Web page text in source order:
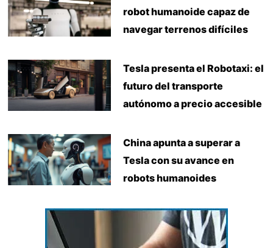
robot humanoide capaz de
navegar terrenos difíciles
Tesla presenta el Robotaxi: el
futuro del transporte
autónomo a precio accesible
China apunta a superar a
Tesla con su avance en
robots humanoides